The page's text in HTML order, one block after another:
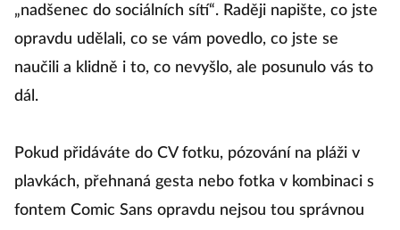
„nadšenec do sociálních sítí“. Raději napište, co jste
opravdu udělali, co se vám povedlo, co jste se
naučili a klidně i to, co nevyšlo, ale posunulo vás to
dál.
Pokud přidáváte do CV fotku, pózování na pláži v
plavkách, přehnaná gesta nebo fotka v kombinaci s
fontem Comic Sans opravdu nejsou tou správnou